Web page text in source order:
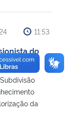
11:53
do
29/07
da